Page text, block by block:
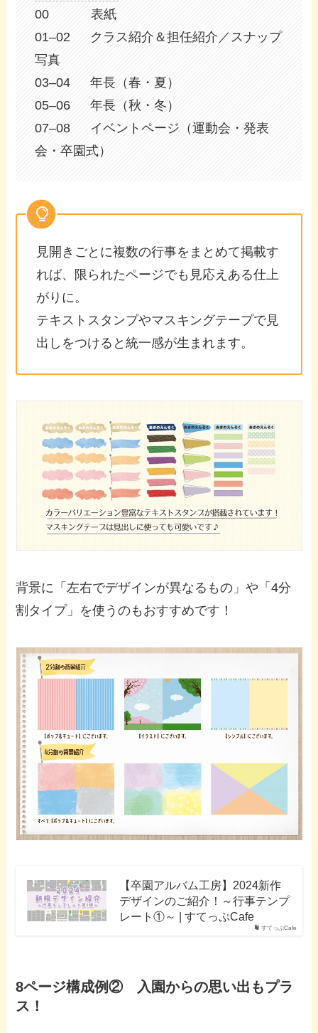
00 表紙
01–02 クラス紹介＆担任紹介／スナップ
写真
03–04 年長（春・夏）
05–06 年長（秋・冬）
07–08 イベントページ（運動会・発表
会・卒園式）
見開きごとに複数の行事をまとめて掲載す
れば、限られたページでも見応えある仕上
がりに。
テキストスタンプやマスキングテープで見
出しをつけると統一感が生まれます。
背景に「左右でデザインが異なるもの」や「4分
割タイプ」を使うのもおすすめです！
すてっぷCafe
【卒園アルバム工房】2024新作
デザインのご紹介！～行事テンプ
レート①～ | すてっぷCafe
8ページ構成例② 入園からの思い出もプラ
ス！